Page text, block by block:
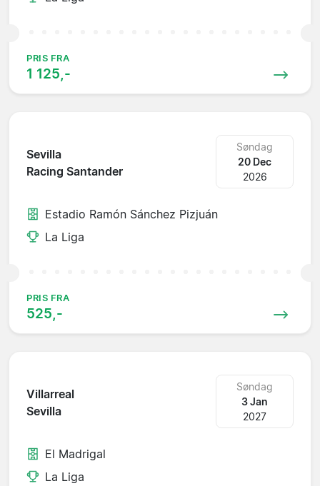
PRIS FRA
1 125,-
Sevilla
Racing Santander
Søndag
20 Dec
2026
Estadio Ramón Sánchez Pizjuán
La Liga
PRIS FRA
525,-
Villarreal
Sevilla
Søndag
3 Jan
2027
El Madrigal
La Liga